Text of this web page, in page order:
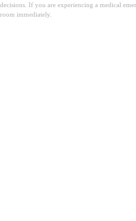
decisions. If you are experiencing a medical
room immediately.